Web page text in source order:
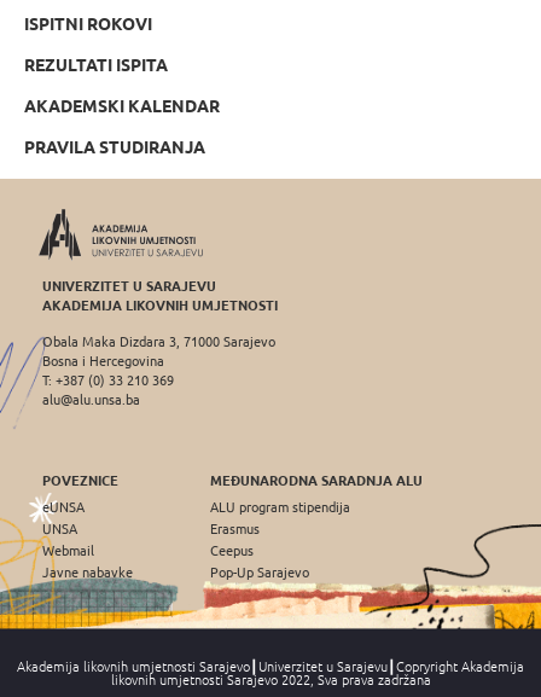
ISPITNI ROKOVI
REZULTATI ISPITA
AKADEMSKI KALENDAR
PRAVILA STUDIRANJA
UNIVERZITET U SARAJEVU
AKADEMIJA LIKOVNIH UMJETNOSTI
Obala Maka Dizdara 3, 71000 Sarajevo
Bosna i Hercegovina
T: +387 (0) 33 210 369
alu@alu.unsa.ba
POVEZNICE
eUNSA
UNSA
Webmail
Javne nabavke
MEĐUNARODNA SARADNJA ALU
ALU program stipendija
Erasmus
Ceepus
Pop-Up Sarajevo
Akademija likovnih umjetnosti Sarajevo┃Univerzitet u Sarajevu┃Copryright Akademija
likovnih umjetnosti Sarajevo 2022, Sva prava zadržana